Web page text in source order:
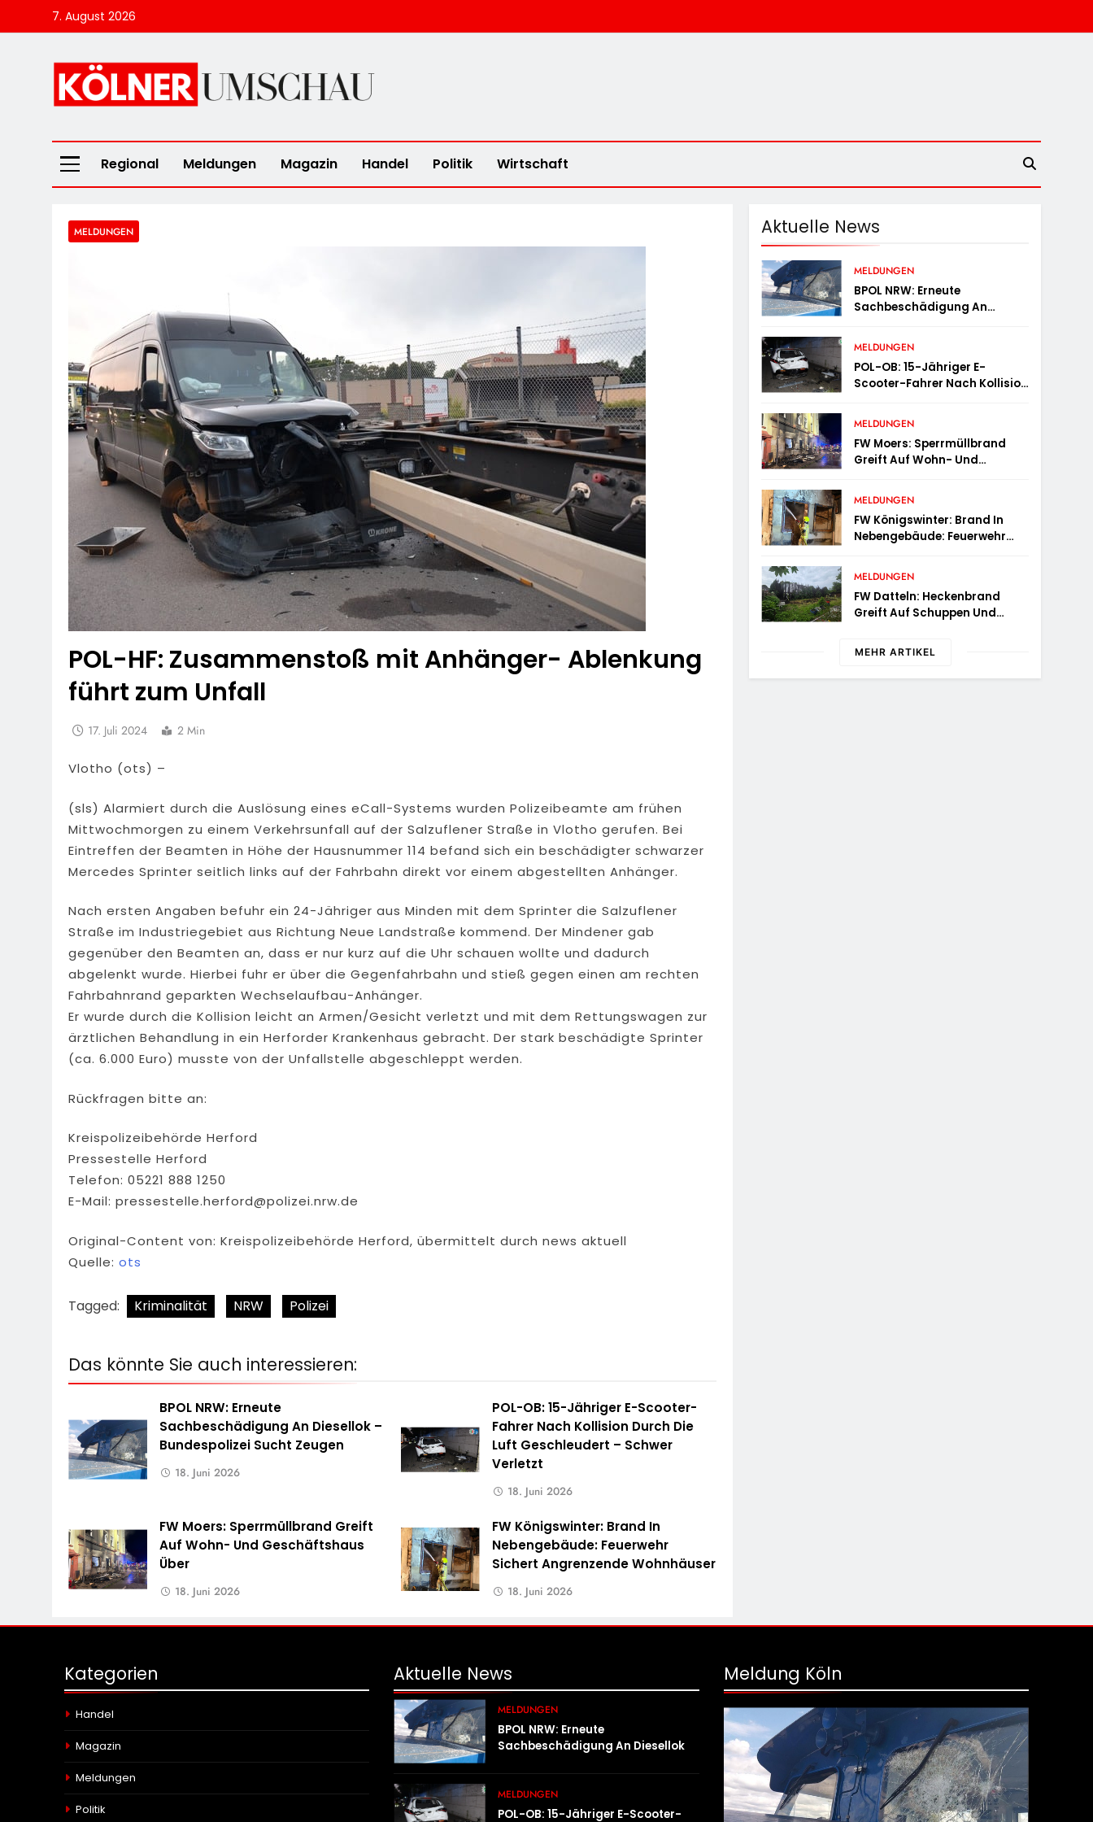
to
7. August 2026
Kölner Umschau
Regional Meldungen Magazin Handel Politik Wirtschaft
MELDUNGEN
POL-HF: Zusammenstoß mit Anhänger- Ablenkung
führt zum Unfall
17. Juli 2024 2 Min
Vlotho (ots) –
(sls) Alarmiert durch die Auslösung eines eCall-Systems wurden Polizeibeamte am frühen
Mittwochmorgen zu einem Verkehrsunfall auf der Salzuflener Straße in Vlotho gerufen. Bei
Eintreffen der Beamten in Höhe der Hausnummer 114 befand sich ein beschädigter schwarzer
Mercedes Sprinter seitlich links auf der Fahrbahn direkt vor einem abgestellten Anhänger.
Nach ersten Angaben befuhr ein 24-Jähriger aus Minden mit dem Sprinter die Salzuflener
Straße im Industriegebiet aus Richtung Neue Landstraße kommend. Der Mindener gab
gegenüber den Beamten an, dass er nur kurz auf die Uhr schauen wollte und dadurch
abgelenkt wurde. Hierbei fuhr er über die Gegenfahrbahn und stieß gegen einen am rechten
Fahrbahnrand geparkten Wechselaufbau-Anhänger.
Er wurde durch die Kollision leicht an Armen/Gesicht verletzt und mit dem Rettungswagen zur
ärztlichen Behandlung in ein Herforder Krankenhaus gebracht. Der stark beschädigte Sprinter
(ca. 6.000 Euro) musste von der Unfallstelle abgeschleppt werden.
Rückfragen bitte an:
Kreispolizeibehörde Herford
Pressestelle Herford
Telefon: 05221 888 1250
E-Mail: pressestelle.herford@polizei.nrw.de
Original-Content von: Kreispolizeibehörde Herford, übermittelt durch news aktuell
Quelle: ots
Tagged: Kriminalität NRW Polizei
Das könnte Sie auch interessieren:
BPOL NRW: Erneute
Sachbeschädigung An Diesellok –
Bundespolizei Sucht Zeugen
18. Juni 2026
POL-OB: 15-Jähriger E-Scooter-
Fahrer Nach Kollision Durch Die
Luft Geschleudert – Schwer
Verletzt
18. Juni 2026
FW Moers: Sperrmüllbrand Greift
Auf Wohn- Und Geschäftshaus
Über
18. Juni 2026
FW Königswinter: Brand In
Nebengebäude: Feuerwehr
Sichert Angrenzende Wohnhäuser
18. Juni 2026
Aktuelle News
MELDUNGEN
BPOL NRW: Erneute
Sachbeschädigung An
MELDUNGEN
POL-OB: 15-Jähriger E-
Scooter-Fahrer Nach Kollision
Schwer Verletzt
MELDUNGEN
FW Moers: Sperrmüllbrand
Greift Auf Wohn- Und
MELDUNGEN
FW Königswinter: Brand In
Nebengebäude: Feuerwehr
Wohnhäuser
MELDUNGEN
FW Datteln: Heckenbrand
Greift Auf Schuppen Und
MEHR ARTIKEL
Kategorien
Handel
Magazin
Meldungen
Politik
Aktuelle News
MELDUNGEN
BPOL NRW: Erneute
Sachbeschädigung An Diesellok –
MELDUNGEN
POL-OB: 15-Jähriger E-Scooter-
Meldung Köln